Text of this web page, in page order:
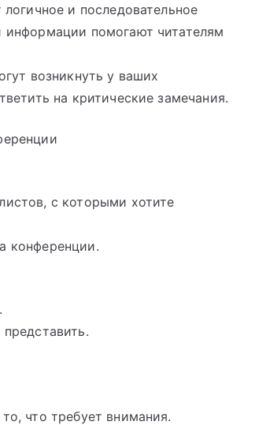
и последовательное
информации помогают читателям
возникнуть у ваших
на критические замечания.
с которыми хотите
конференции.
что требует внимания.